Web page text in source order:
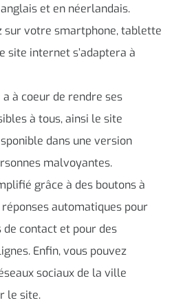
et en néerlandais.
sur votre smartphone, tablette
site internet s’adaptera à
à coeur de rendre ses
à tous, ainsi le site
dans une version
malvoyantes.
grâce à des boutons à
automatiques pour
contact et pour des
Enfin, vous pouvez
sociaux de la ville
le site.